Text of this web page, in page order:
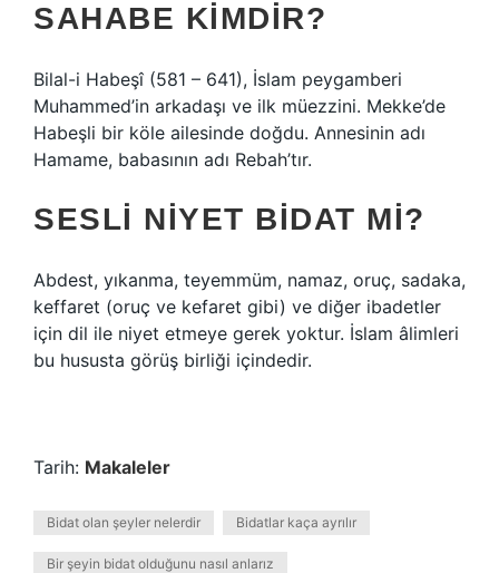
SAHABE KIMDIR?
Bilal-i Habeşî (581 – 641), İslam peygamberi
Muhammed’in arkadaşı ve ilk müezzini. Mekke’de
Habeşli bir köle ailesinde doğdu. Annesinin adı
Hamame, babasının adı Rebah’tır.
SESLI NIYET BIDAT MI?
Abdest, yıkanma, teyemmüm, namaz, oruç, sadaka,
keffaret (oruç ve kefaret gibi) ve diğer ibadetler
için dil ile niyet etmeye gerek yoktur. İslam âlimleri
bu hususta görüş birliği içindedir.
Tarih: Makaleler
Bidat olan şeyler nelerdir Bidatlar kaça ayrılır
Bir şeyin bidat olduğunu nasıl anlarız